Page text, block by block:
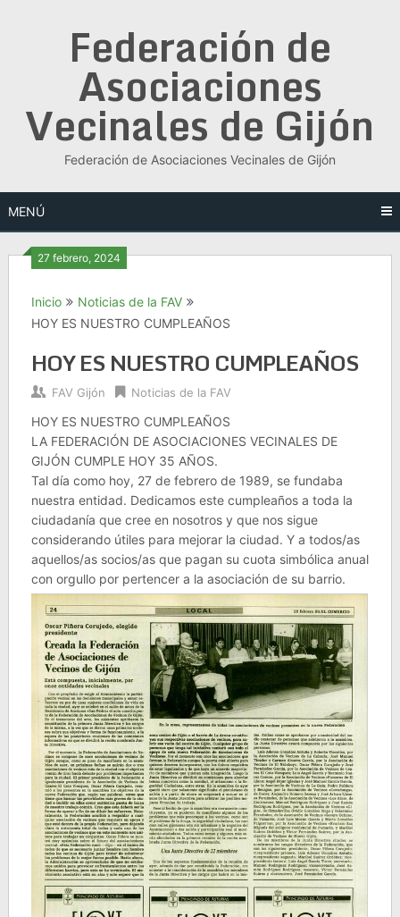
Federación de
Asociaciones
Vecinales de Gijón
Federación de Asociaciones Vecinales de Gijón
MENÚ
27 febrero, 2024
Inicio
Noticias de la FAV
HOY ES NUESTRO CUMPLEAÑOS
HOY ES NUESTRO CUMPLEAÑOS
FAV Gijón Noticias de la FAV
HOY ES NUESTRO CUMPLEAÑOS
LA FEDERACIÓN DE ASOCIACIONES VECINALES DE
GIJÓN CUMPLE HOY 35 AÑOS.
Tal día como hoy, 27 de febrero de 1989, se fundaba
nuestra entidad. Dedicamos este cumpleaños a toda la
ciudadanía que cree en nosotros y que nos sigue
considerando útiles para mejorar la ciudad. Y a todos/as
aquellos/as socios/as que pagan su cuota simbólica anual
con orgullo por pertencer a la asociación de su barrio.